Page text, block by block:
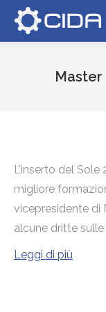
Master
L’inserto del
migliore
vicepresidente di
alcune dritte
Leggi di più